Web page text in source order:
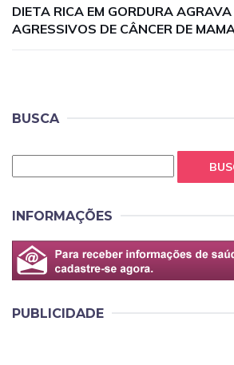
DIETA RICA EM GORDURA
AGRESSIVOS DE CÂNCER DE
BUSCA
INFORMAÇÕES
PUBLICIDADE